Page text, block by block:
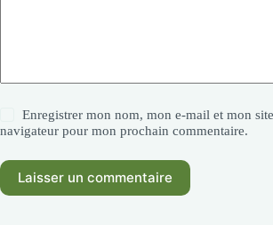
Enregistrer mon nom, mon e-mail et mon
navigateur pour mon prochain commentaire.
Laisser un commentaire